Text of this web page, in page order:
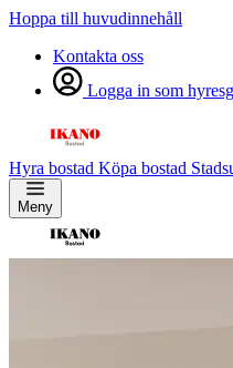
Hoppa till huvudinnehåll
Kontakta oss
Logga in som
Hyra bostad Köpa bostad
Meny